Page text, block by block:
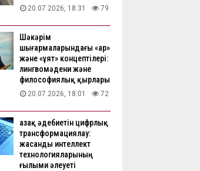
20.07.2026, 18:31 79
Шәкәрім
шығармаларындағы «ар»
және «ұят» концептілері:
лингвомәдени және
философиялық қырлары
20.07.2026, 18:01 72
Қазақ әдебиетін цифрлық
трансформациялау:
жасанды интеллект
технологияларының
ғылыми әлеуеті